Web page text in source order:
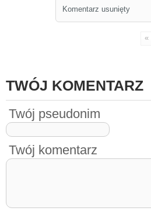
Komentarz usunięty
«
TWÓJ KOMENTARZ
Twój pseudonim
Twój komentarz